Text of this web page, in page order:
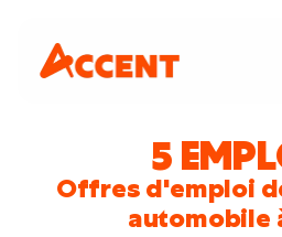
5
Offres d'emploi
automobile